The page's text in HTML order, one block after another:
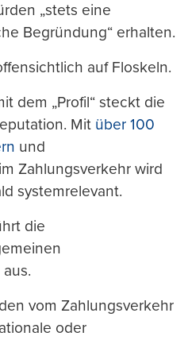
„stets eine
Begründung“ erhalten.
auf Floskeln.
dem „Profil“ steckt die
Mit über 100
und
Zahlungsverkehr wird
systemrelevant.
die
vom Zahlungsverkehr
oder